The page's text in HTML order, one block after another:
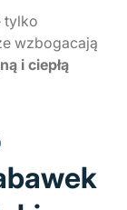
tylko
wzbogacają
i ciepłą